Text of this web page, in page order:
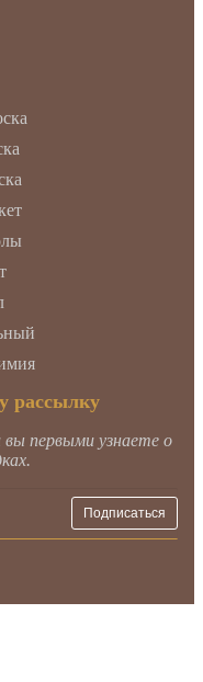
рассылку
первыми узнаете о